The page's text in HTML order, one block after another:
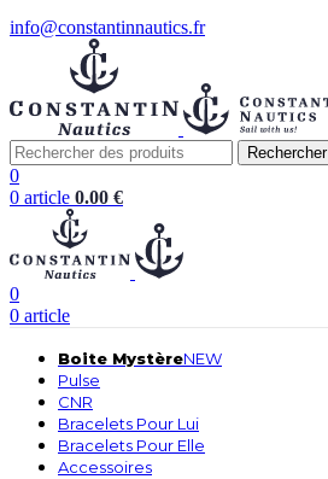
info@constantinnautics.fr
Rechercher
0
0 article 0.00 €
0
0 article
Boite MystèreNEW
Pulse
CNR
Bracelets Pour Lui
Bracelets Pour Elle
Accessoires